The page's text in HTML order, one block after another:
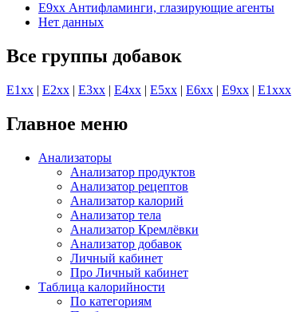
E9xx Антифламинги, глазирующие агенты
Нет данных
Все группы добавок
E1хх | E2хх | E3хх | E4хх | E5хх | E6хх | E9хх | E1xхх
Главное меню
Анализаторы
Анализатор продуктов
Анализатор рецептов
Анализатор калорий
Анализатор тела
Анализатор Кремлёвки
Анализатор добавок
Личный кабинет
Про Личный кабинет
Таблица калорийности
По категориям